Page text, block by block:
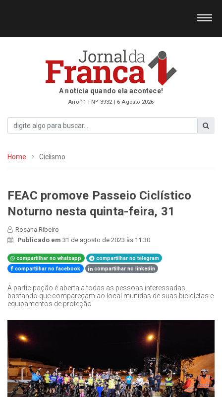
A notícia quando ela acontece!
Ano 11 | Nº 3932 | 6 Agosto 2026
Home Ciclismo
FEAC promove Passeio Ciclístico
Noturno nesta quinta-feira, 31
Rosana Ribeiro
Publicado em 31 de agosto de 2023 às 11:30
compartilhar no whatsapp
compartilhar no telegram
compartilhar no facebook
compartilhar no linkedin
A participação é aberta a todas as pessoas interessadas,
bastando que compareçam ao local munidas de suas bicicletas e
equipamentos de proteção